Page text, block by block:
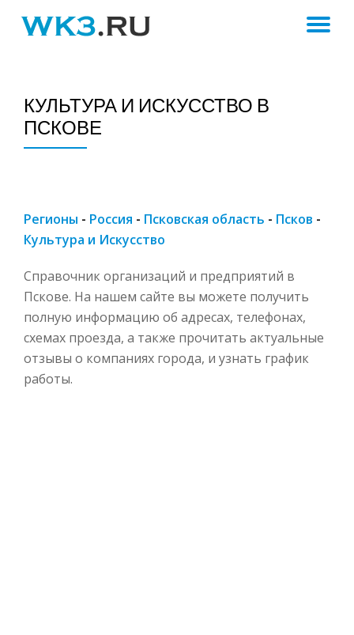
КУЛЬТУРА И ИСКУССТВО В
ПСКОВЕ
Регионы - Россия - Псковская область - Псков -
Культура и Искусство
Справочник организаций и предприятий в
Пскове. На нашем сайте вы можете получить
полную информацию об адресах, телефонах,
схемах проезда, а также прочитать актуальные
отзывы о компаниях города, и узнать график
работы.